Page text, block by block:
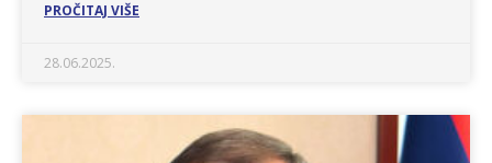
PROČITAJ VIŠE
28.06.2025.